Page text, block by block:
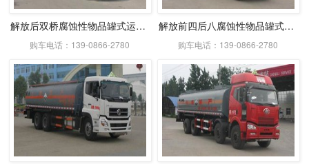
解放后双桥腐蚀性物品罐式运输车
购车电话：139-0866-2780
解放前四后八腐蚀性物品罐式运输车
购车电话：139-0866-2780